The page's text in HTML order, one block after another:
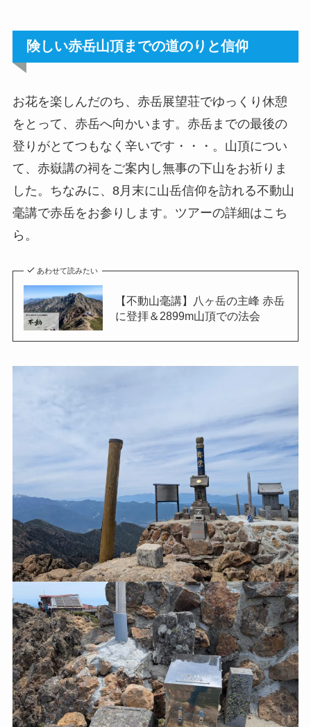
険しい赤岳山頂までの道のりと信仰
お花を楽しんだのち、赤岳展望荘でゆっくり休憩
をとって、赤岳へ向かいます。赤岳までの最後の
登りがとてつもなく辛いです・・・。山頂につい
て、赤嶽講の祠をご案内し無事の下山をお祈りま
した。ちなみに、8月末に山岳信仰を訪れる不動山
毫講で赤岳をお参りします。ツアーの詳細はこち
ら。
あわせて読みたい
【不動山毫講】八ヶ岳の主峰 赤岳
に登拝＆2899m山頂での法会